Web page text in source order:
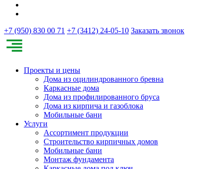
+7 (950) 830 00 71 +7 (3412) 24-05-10 Заказать звонок
Проекты и цены
Дома из оцилиндрованного бревна
Каркасные дома
Дома из профилированного бруса
Дома из кирпича и газоблока
Мобильные бани
Услуги
Ассортимент продукции
Строительство кирпичных домов
Мобильные бани
Монтаж фундамента